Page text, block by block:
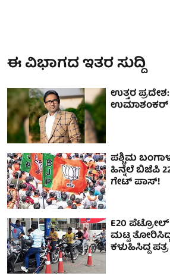
ಈ ವಿಭಾಗದ ಇತರ ಸುದ್ದಿ
ಉತ್ತರ
ಉಮಾಶಂಕರ್
ಪಶ್ಚಿಮ
ಹಿನ್ನೆಲೆ ಬಿಜೆಪಿ
ಗೇಟ್ ಪಾಸ್!
E20 ಪೆಟ್ರೋಲ್
ಮಟ್ಟ
ಕಳುಹಿಸಿದ್ದ